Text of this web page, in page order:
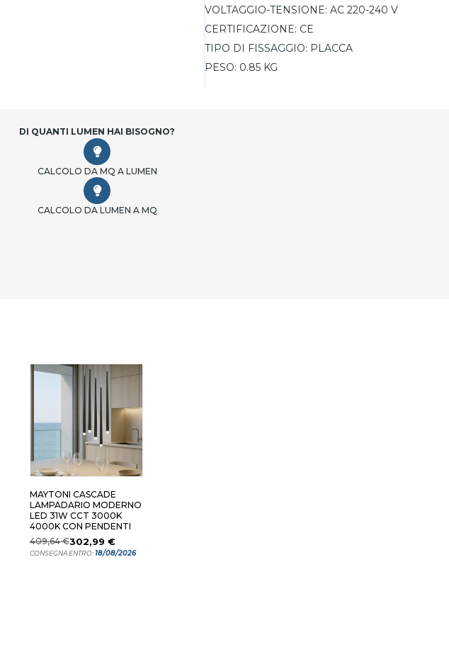
VOLTAGGIO-TENSIONE: AC 220-240 V
CERTIFICAZIONE: CE
TIPO DI FISSAGGIO: PLACCA
PESO: 0.85 KG
DI QUANTI LUMEN HAI BISOGNO?
CALCOLO DA MQ A LUMEN
CALCOLO DA LUMEN A MQ
MAYTONI CASCADE
LAMPADARIO MODERNO
LED 31W CCT 3000K
4000K CON PENDENTI
409,64 €302,99 €
CONSEGNA ENTRO:18/08/2026